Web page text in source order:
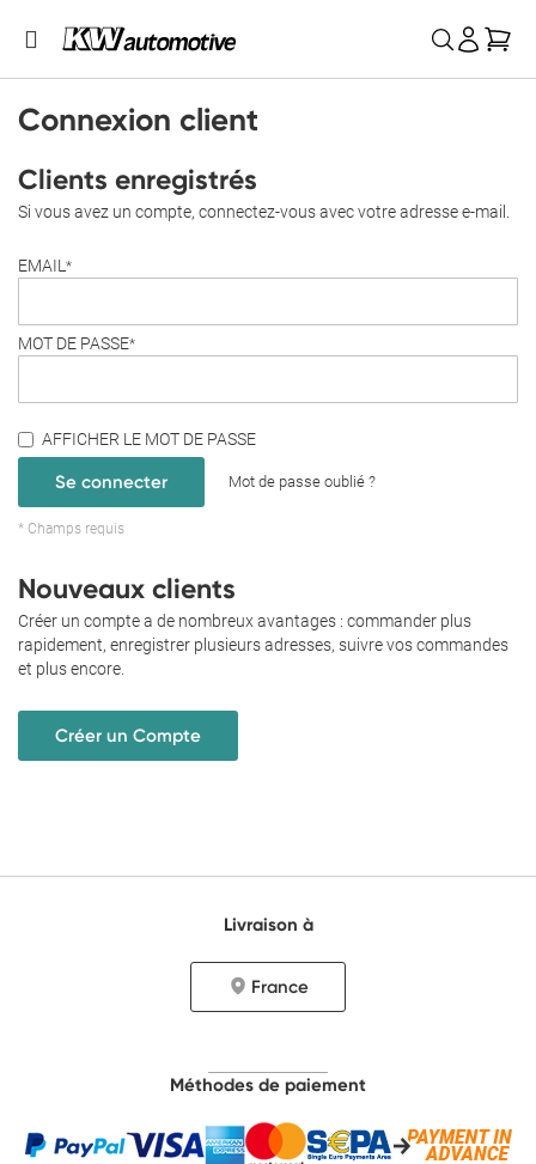
Connexion client
Clients enregistrés
Si vous avez un compte, connectez-vous avec votre adresse e-mail.
EMAIL
MOT DE PASSE
AFFICHER LE MOT DE PASSE
Se connecter Mot de passe oublié ?
Nouveaux clients
Créer un compte a de nombreux avantages : commander plus
rapidement, enregistrer plusieurs adresses, suivre vos commandes
et plus encore.
Créer un Compte
Livraison à
France
Méthodes de paiement